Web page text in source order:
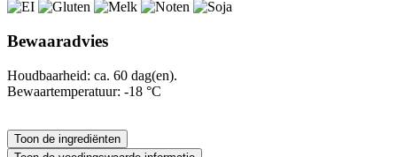
Bewaaradvies
Houdbaarheid: ca. 60 dag(en).
Bewaartemperatuur: -18 °C